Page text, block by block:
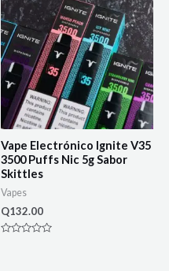
Vape Electrónico Ignite V35
3500 Puffs Nic 5g Sabor
Skittles
Vapes
Q132.00